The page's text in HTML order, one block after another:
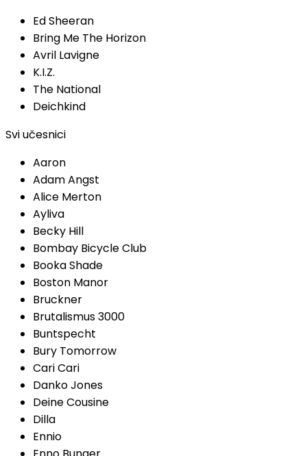
Ed Sheeran
Bring Me The Horizon
Avril Lavigne
K.I.Z.
The National
Deichkind
Svi učesnici
Aaron
Adam Angst
Alice Merton
Ayliva
Becky Hill
Bombay Bicycle Club
Booka Shade
Boston Manor
Bruckner
Brutalismus 3000
Buntspecht
Bury Tomorrow
Cari Cari
Danko Jones
Deine Cousine
Dilla
Ennio